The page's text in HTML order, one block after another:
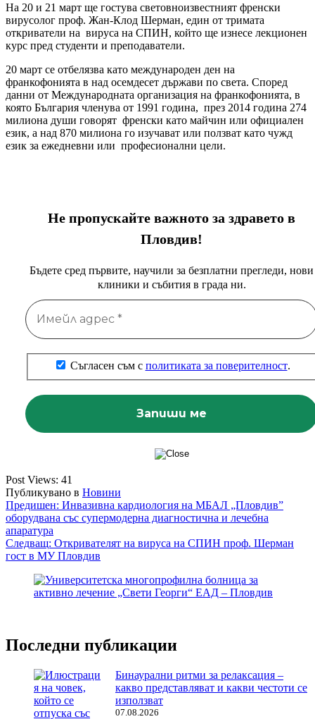
На 20 и 21 март ще гостува световноизвестният френски
вирусолог проф. Жан-Клод Шерман, един от тримата
откриватели на вируса на СПИН, който ще изнесе лекционен
курс пред студенти и преподаватели.
20 март се отбелязва като международен ден на
франкофонията в над осемдесет държави по света. Според
данни от Международната организация на франкофонията, в
която България членува от 1991 година, през 2014 година 274
милиона души говорят френски като майчин или официален
език, а над 870 милиона го изучават или ползват като чужд
език за ежедневни или професионални цели.
Не пропускайте важното за здравето в
Пловдив!
Бъдете сред първите, научили за безплатни прегледи, нови
клиники и събития в града ни.
Съгласен съм с политиката за поверителност.
Post Views: 41
Публикувано в Новини
Навигация
Предишен: Инвазивна кардиология на МБАЛ „Пловдив”
оборудвана със супермодерна диагностична и лечебна
апаратура
Следващ: Откривателят на вируса на СПИН проф. Шерман
гост в МУ Пловдив
Последни публикации
Бинаурални ритми за релаксация –
какво представляват и какви честоти се
използват
07.08.2026